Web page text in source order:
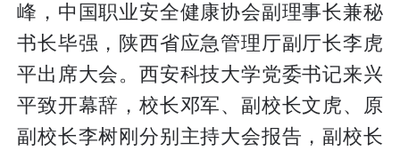
峰，中国职业安全健康协会副理事长兼秘
书长毕强，陕西省应急管理厅副厅长李虎
平出席大会。西安科技大学党委书记来兴
平致开幕辞，校长邓军、副校长文虎、原
副校长李树刚分别主持大会报告，副校长